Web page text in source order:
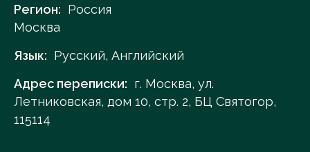
Регион: Россия
Москва
Язык: Русский, Английский
Адрес переписки: г. Москва, ул.
Летниковская, дом 10, стр. 2, БЦ Святогор,
115114